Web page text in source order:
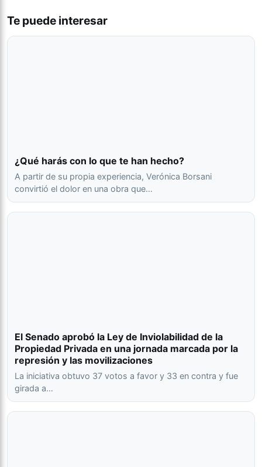
Te puede interesar
¿Qué harás con lo que te han hecho?
A partir de su propia experiencia, Verónica Borsani
convirtió el dolor en una obra que…
El Senado aprobó la Ley de Inviolabilidad de la
Propiedad Privada en una jornada marcada por la
represión y las movilizaciones
La iniciativa obtuvo 37 votos a favor y 33 en contra y fue
girada a…